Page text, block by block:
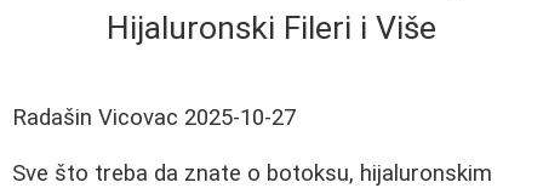
Hijaluronski Fileri i Više
Radašin Vicovac 2025-10-27
Sve što treba da znate o botoksu, hijaluronskim